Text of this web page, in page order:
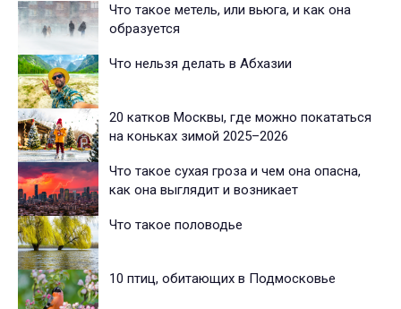
Что такое метель, или вьюга, и как она
образуется
Что нельзя делать в Абхазии
20 катков Москвы, где можно покататься
на коньках зимой 2025–2026
Что такое сухая гроза и чем она опасна,
как она выглядит и возникает
Что такое половодье
10 птиц, обитающих в Подмосковье